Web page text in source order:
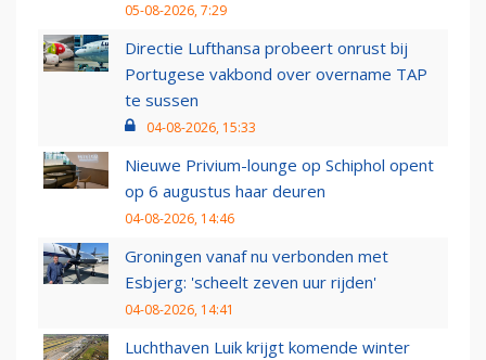
05-08-2026, 7:29
Directie Lufthansa probeert onrust bij
Portugese vakbond over overname TAP
te sussen
04-08-2026, 15:33
Nieuwe Privium-lounge op Schiphol opent
op 6 augustus haar deuren
04-08-2026, 14:46
Groningen vanaf nu verbonden met
Esbjerg: 'scheelt zeven uur rijden'
04-08-2026, 14:41
Luchthaven Luik krijgt komende winter